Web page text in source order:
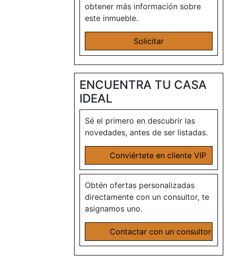
obtener más información sobre
este inmueble.
Solicitar
ENCUENTRA TU CASA
IDEAL
Sé el primero en descubrir las
novedades, antes de ser listadas.
Conviértete en cliente VIP
Obtén ofertas personalizadas
directamente con un consultor, te
asignamos uno.
Contactar con un consultor